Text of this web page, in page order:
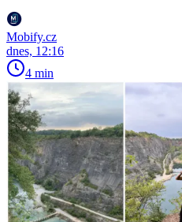
Mobify.cz
dnes, 12:16
4 min